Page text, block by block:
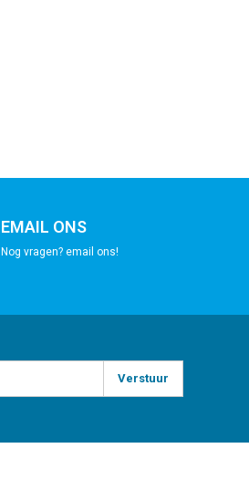
EMAIL ONS
Nog vragen? email ons!
Verstuur